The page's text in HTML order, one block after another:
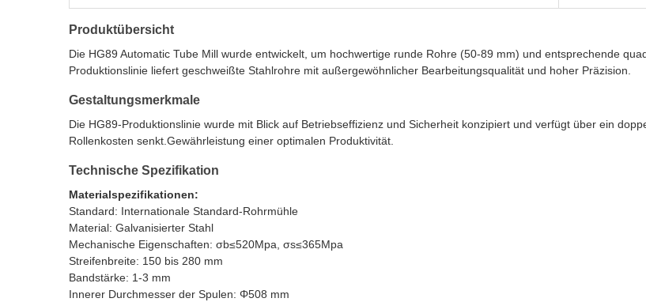
Produktübersicht
Die HG89 Automatic Tube Mill wurde entwickelt, um hochwertige runde Rohre (50-89 mm) und entsprechende
Produktionslinie liefert geschweißte Stahlrohre mit außergewöhnlicher Bearbeitungsqualität und hoher Präzision.
Gestaltungsmerkmale
Die HG89-Produktionslinie wurde mit Blick auf Betriebseffizienz und Sicherheit konzipiert und verfügt über ein
Rollenkosten senkt.Gewährleistung einer optimalen Produktivität.
Technische Spezifikation
Materialspezifikationen:
Standard: Internationale Standard-Rohrmühle
Material: Galvanisierter Stahl
Mechanische Eigenschaften: σb≤520Mpa, σs≤365Mpa
Streifenbreite: 150 bis 280 mm
Bandstärke: 1-3 mm
Innerer Durchmesser der Spulen: Φ508 mm